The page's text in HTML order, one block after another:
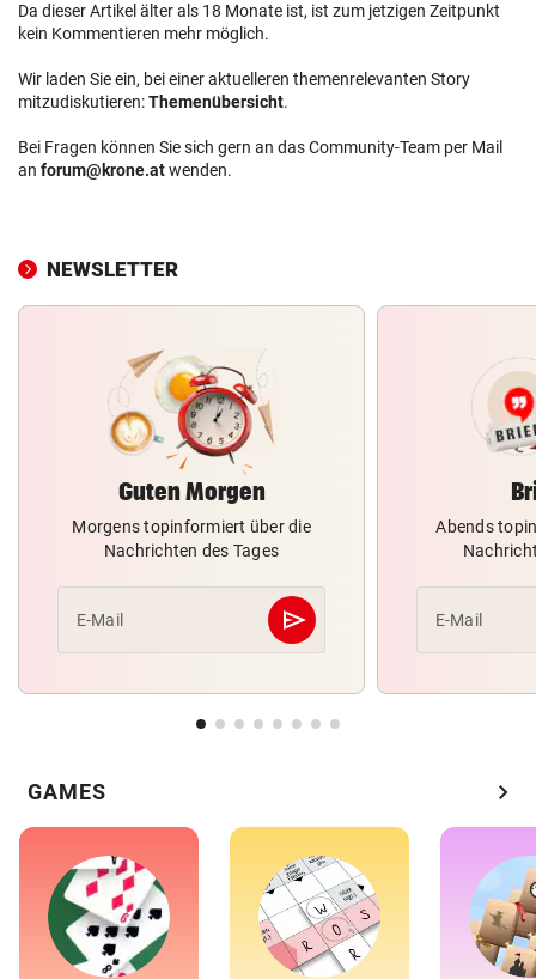
Da dieser Artikel älter als 18 Monate ist, ist zum jetzigen Zeitpunkt
kein Kommentieren mehr möglich.
Wir laden Sie ein, bei einer aktuelleren themenrelevanten Story
mitzudiskutieren:Themenübersicht.
Bei Fragen können Sie sich gern an das Community-Team per Mail
an forum@krone.atwenden.
NEWSLETTER
Guten Morgen
Morgens topinformiert über die
Nachrichten des Tages
E-Mail send
Abschicken
Abends
E-Mail
GAMES chevron_right